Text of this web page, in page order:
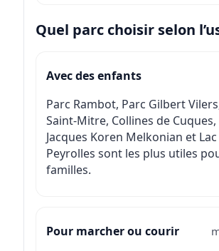
Quel parc choisir selon
Avec des enfants
Parc Rambot, Parc Gilbert
Saint-Mitre, Collines de Cuques,
Jacques Koren Melkonian et
Peyrolles sont les plus utiles
familles.
Pour marcher ou courir